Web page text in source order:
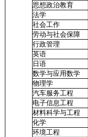
思想政治教育
法学
社会工作
劳动与社会保障
行政管理
英语
日语
数学与应用数学
物理学
汽车服务工程
电子信息工程
材料科学与工程
化学
环境工程